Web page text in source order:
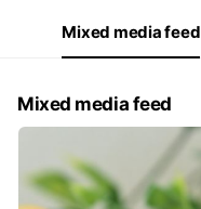
Mixed media feed
Mixed media feed